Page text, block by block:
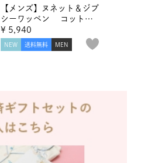
【メンズ】ヌネット＆ジプ
シーワッペン コットン
ロングパンツ
NEW 送料無料 MEN
¥ 5,940